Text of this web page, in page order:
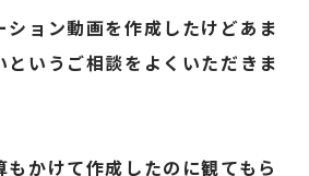
ョン動画を作成したけどあま
というご相談をよくいただきま
かけて作成したのに観てもら